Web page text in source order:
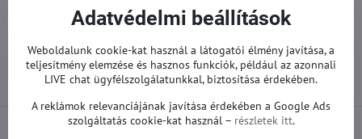
bármilyen kérdése van, forduljon hozzánk bizalommal.
Pótalkatrészek | Samsung TV Alaplapok | Samsung TV
Adatvédelmi beállítások
Weboldalunk cookie-kat használ a látogatói élmény javítása, a
teljesítmény elemzése és hasznos funkciók, például az azonnali
LIVE chat ügyfélszolgálatunkkal, biztosítása érdekében.
A reklámok relevanciájának javítása érdekében a Google Ads
szolgáltatás cookie-kat használ – részletek itt.